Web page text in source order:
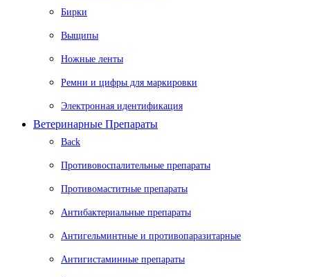
Бирки
Выщипы
Ножные ленты
Ремни и цифры для маркировки
Электронная идентификация
Ветеринарные Препараты
Back
Противовоспалительные препараты
Противомаститные препараты
Антибактериальные препараты
Антигельминтные и противопаразитарные
Антигистаминные препараты